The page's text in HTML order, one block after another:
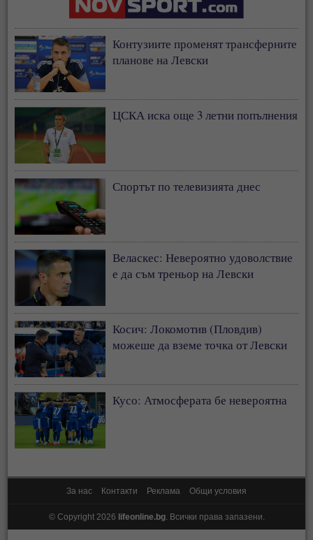
Контузиите променят трансферните
планове на Левски
ЦСКА иска още 3 летни попълнения
Спортът по телевизията днес
Веласкес: Невероятно удоволствие
е да съм треньор на Левски
Косич: Локомотив (Пловдив)
можеше да вземе точка от Левски
Кусо: Атмосферата бе невероятна
За нас Контакти Реклама Общи условия
© Copyright 2026 lifeonline.bg. Всички права запазени.